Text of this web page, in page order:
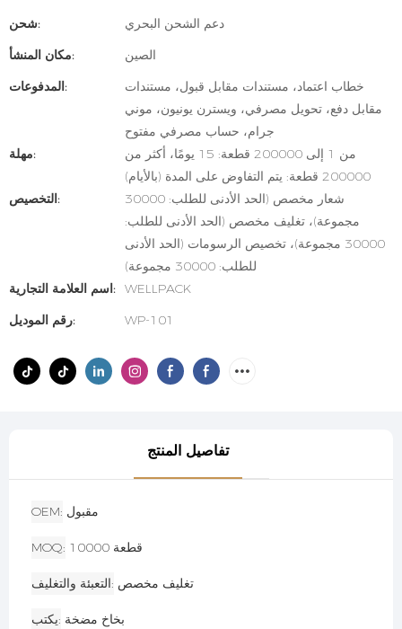
شحن:
دعم الشحن البحري
مكان المنشأ:
الصين
المدفوعات:
خطاب اعتماد، مستندات مقابل قبول، مستندات
مقابل دفع، تحويل مصرفي، ويسترن يونيون، موني
جرام، حساب مصرفي مفتوح
مهلة:
من 1 إلى 200000 قطعة: 15 يومًا، أكثر من
200000 قطعة: يتم التفاوض على المدة (بالأيام)
التخصيص:
شعار مخصص (الحد الأدنى للطلب: 30000
مجموعة)، تغليف مخصص (الحد الأدنى للطلب:
30000 مجموعة)، تخصيص الرسومات (الحد الأدنى
للطلب: 30000 مجموعة)
اسم العلامة التجارية: WELLPACK
رقم الموديل:
WP-101
تفاصيل المنتج
OEM مقبول
MOQ 10000 قطعة
التعبئة والتغليف تغليف مخصص
يكتب بخاخ مضخة